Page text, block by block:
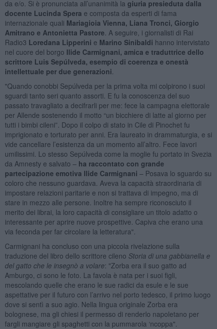
da e/o. Si è pronunciata all’unanimità la giuria presieduta dalla
docente Lucinda Spera e composta da esperti di fama
internazionale quali Mariagioia Vienna, Liana Tronci, Giorgio
Amitrano e Antonietta Pastore . A seguire, i giornalisti di Rai
Radio3 Loredana Lipperini e Marino Sinibaldi hanno intervistato
nel cuore del borgo Ilide Carmignani, amica e traduttrice dello
scrittore Luis Sepúlveda, esempio di coerenza e onestà
intellettuale per due generazioni
"Quando conobbi Sepúlveda per la prima volta mi colpirono i suoi
sguardi tanto seri quanto assorti. E fu la conoscenza del suo
passato travagliato a decifrarli per me: fece la campagna elettorale
per Allende sostenendo il motto “un bicchiere di latte al giorno per
tutti i bimbi cileni”. Dopo il colpo di stato in Cile di Pinochet fu
imprigionato e torturato per anni. Era laureato in drammaturgia, e si
vide cancellare l’esistenza da un momento all’altro. Fece lavori
umilissimi. Lo stesso Sepúlveda come la moglie fu portato in Svezia
da Amnesty e salvato – ha raccontato con grande
partecipazione emotiva Ilide Carmignani – Posava lo sguardo su
coloro che nessuno guardava. Aveva la capacità straordinaria di
impostare relazioni paritarie e non si trattava di impegno, ma di
stare in mezzo alle persone. Inoltre ha sempre riconosciuto il
merito dei librai, la loro capacità di consigliare un titolo adatto o
interessante per aprire nuove prospettive. Capiva che erano una
via feconda per far circolare la letteratura".
Carmignani ha concluso con una piccola rivelazione sulla
traduzione del libro dello scrittore cileno Storia di una gabbianella e
del gatto che le insegnò a volare: "Zorba era il suo gatto ad
Amburgo, ci sono le foto. La favola è nata per i suoi figli,
mescolando quelle che erano le sue radici da esule e le sue
aspettative per il futuro con l’arrivo nel porto tedesco, il primo luogo
dove si sentì a suo agio. Nella lingua originale Zorba era
bolognese, ma gli chiesi il permesso di renderlo napoletano per
fargli mangiare gli spaghetti con la pummarola ‘ncoppa".